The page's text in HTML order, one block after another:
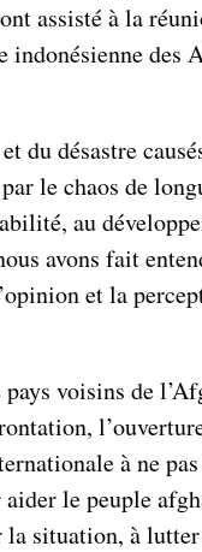
assisté à la
des
désastre
le chaos de
au
avons fait
et la
voisins de
à ne
le peuple
situation, à